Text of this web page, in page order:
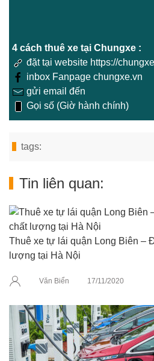
4 cách thuê xe tại Chungxe :
đặt tại website https://
inbox Fanpage chungxe.vn
gửi email đến
Gọi số (Giờ hành chính)
tags:
Tin liên quan:
Thuê xe tự lái quận Long Biên –
lượng tại Hà Nội
Văn Biển 17/11/2020